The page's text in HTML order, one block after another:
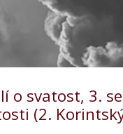
o svatost, 3.
(2.